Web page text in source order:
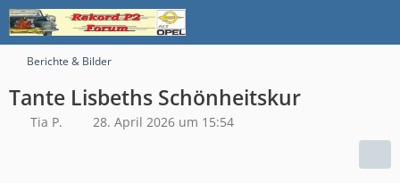
Berichte & Bilder
Tante Lisbeths Schönheitskur
Tia P. 28. April 2026 um 15:54